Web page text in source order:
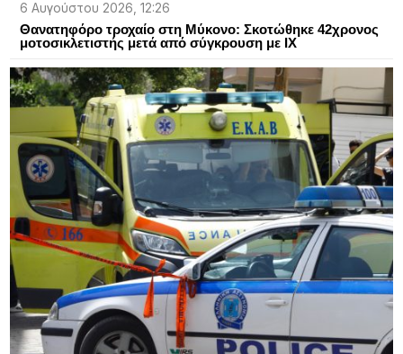
6 Αυγούστου 2026, 12:26
Θανατηφόρο τροχαίο στη Μύκονο: Σκοτώθηκε 42χρονος
μοτοσικλετιστής μετά από σύγκρουση με ΙΧ